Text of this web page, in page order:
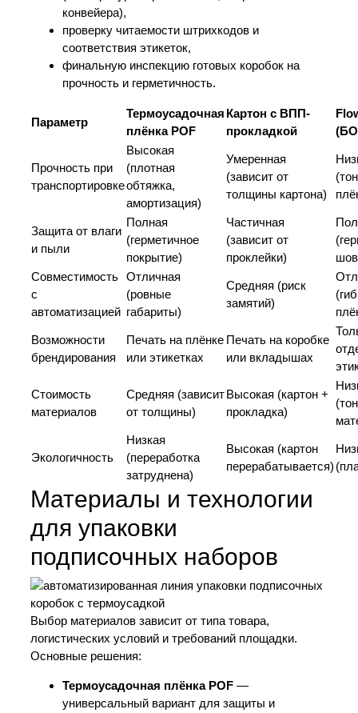
конвейера),
проверку читаемости штрихкодов и
соответствия этикеток,
финальную инспекцию готовых коробок на
прочность и герметичность.
Параметр
Термоусадочная
плёнка POF
Картон с ВПП-
прокладкой
Прочность при
транспортировке
Высокая
(плотная
обтяжка,
амортизация)
Умеренная
(зависит от
толщины картона)
Защита от влаги
и пыли
Полная
(герметичное
покрытие)
Частичная
(зависит от
проклейки)
Совместимость
с
автоматизацией
Отличная
(ровные
габариты)
Средняя (риск
замятий)
Возможности
брендирования
Печать на плёнке
или этикетках
Печать на коробке
или вкладышах
Стоимость
материалов
Средняя (зависит
от толщины)
Высокая (картон +
прокладка)
Экологичность
Низкая
(переработка
затруднена)
Высокая (картон
перерабатывается)
Материалы и технологии
для упаковки
подписочных наборов
Выбор материалов зависит от типа товара,
логистических условий и требований площадки.
Основные решения:
Термоусадочная плёнка POF—
универсальный вариант для защиты и